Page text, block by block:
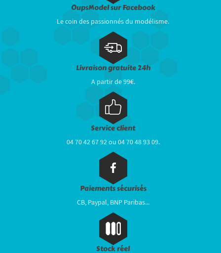
OupsModel sur Facebook
Le coin des passionnés du modélisme.
Livraison gratuite 24h
A partir de 99€.
Service client
04 70 42 67 92 ou 04 70 48 93 09.
Paiements sécurisés
CB, Paypal, BNP Paribas...
Stock réel